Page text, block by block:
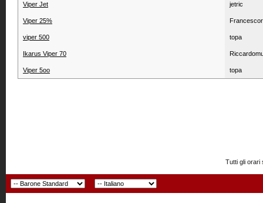
Viper Jet jetric
Viper 25%
viper 500 topa
Ikarus Viper 70
Viper 5oo topa
Tutti gli orari